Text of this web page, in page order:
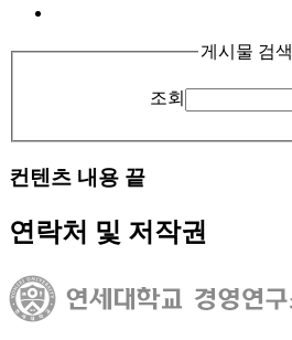
게시물 검색
조회
컨텐츠 내용 끝
연락처 및 저작권